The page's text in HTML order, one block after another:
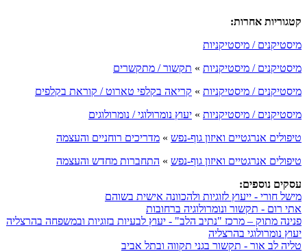
קטגוריות אחרות:
מיסטיקנים / מיסטיקניות
מיסטיקנים / מיסטיקניות » תקשור / מתקשרים
מיסטיקנים / מיסטיקניות » קריאה בקלפי טארוט / קוראת בקלפים
מיסטיקנים / מיסטיקניות » יעוץ נומרולוגי / נומרולוגים
טיפולים אנרגטיים ואיזון גוף-נפש » מדריכים רוחניים והעצמה
טיפולים אנרגטיים ואיזון גוף-נפש » התחברות מחדש והעצמה
עסקים נוספים:
מישל חורי - ייעוץ לזוגיות ולהכוונה אישית בשוהם
אתי רום - תקשור ונומרולוגיה ברחובות
פנינה מתוק – מרכז "נתיב הלב" - יעוץ לבעיות בזוגיות ובמשפחה בהרצליה
יעוץ נומרולוגי בהרצליה
טליה לב אור - תקשור בגני תקווה ובתל אביב